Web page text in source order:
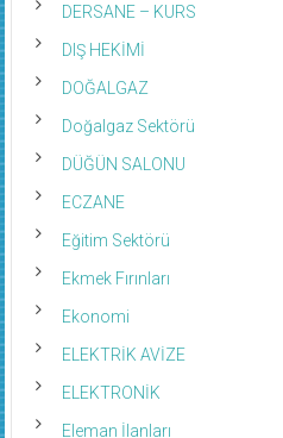
DERSANE – KURS
DIŞ HEKİMİ
DOĞALGAZ
Doğalgaz Sektörü
DÜĞÜN SALONU
ECZANE
Eğitim Sektörü
Ekmek Fırınları
Ekonomi
ELEKTRİK AVİZE
ELEKTRONİK
Eleman İlanları